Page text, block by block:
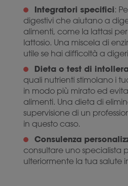
Integratori specifici:
digestivi che aiutano a
alimenti, come la lattasi
lattosio. Una miscela di
utile se hai difficoltà a
Dieta o test di
quali nutrienti stimolano i
in modo più mirato ed
alimenti. Una dieta di
supervisione di un
in questo caso.
Consulenza
consultare uno specialista
ulteriormente la tua salute